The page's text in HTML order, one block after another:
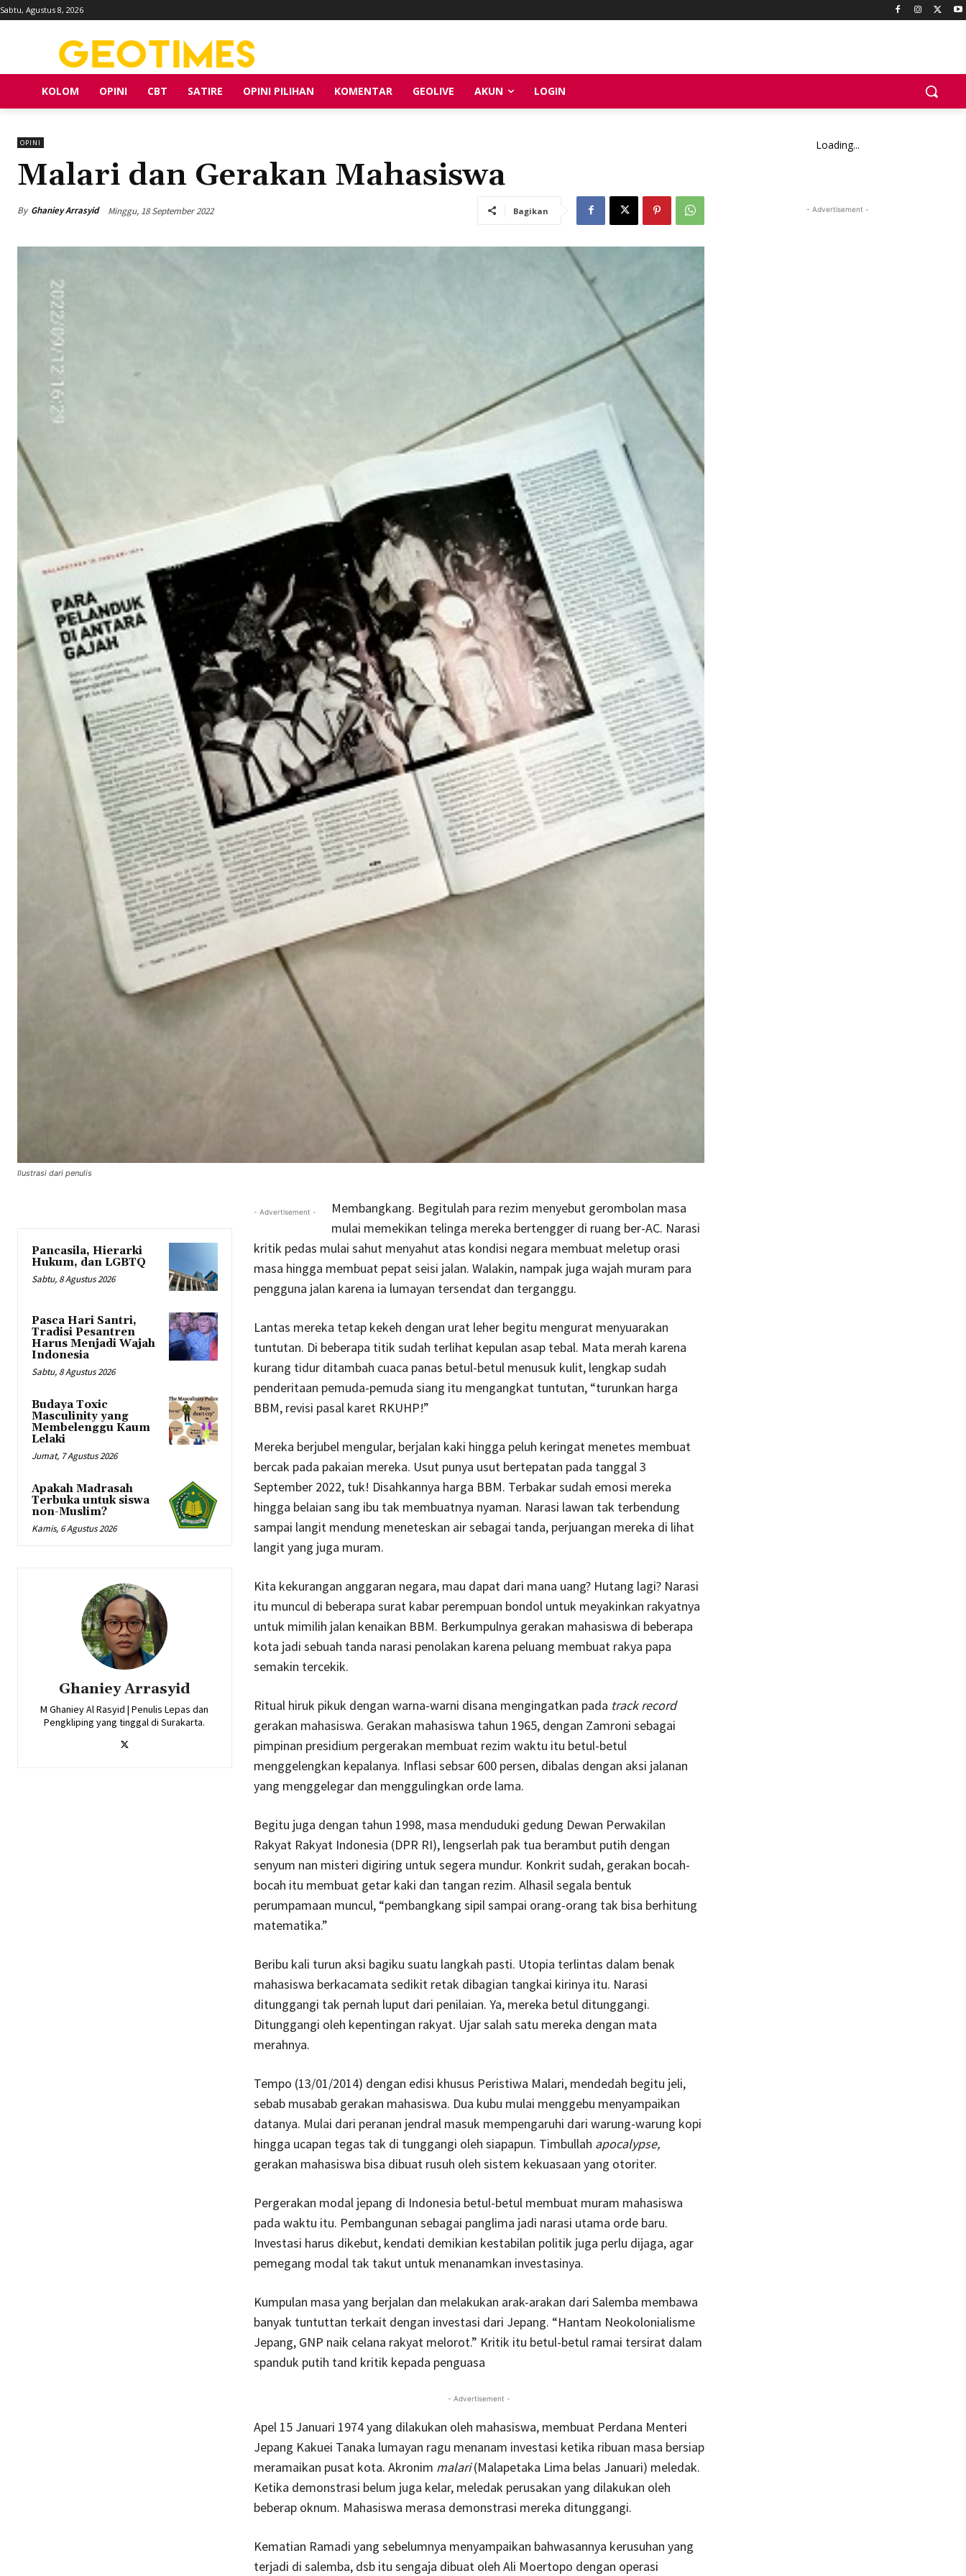
Sabtu, Agustus 8, 2026
KOLOM OPINI CBT SATIRE OPINI PILIHAN KOMENTAR GEOLIVE AKUN LOGIN
OPINI
Malari dan Gerakan Mahasiswa
By Ghaniey Arrasyid Minggu, 18 September 2022 Bagikan
Ilustrasi dari penulis
Pancasila, Hierarki
Hukum, dan LGBTQ
Sabtu, 8 Agustus 2026
Pasca Hari Santri,
Tradisi Pesantren
Harus Menjadi Wajah
Indonesia
Sabtu, 8 Agustus 2026
Budaya Toxic
Masculinity yang
Membelenggu Kaum
Lelaki
Jumat, 7 Agustus 2026
Apakah Madrasah
Terbuka untuk siswa
non-Muslim?
Kamis, 6 Agustus 2026
Ghaniey Arrasyid
M Ghaniey Al Rasyid | Penulis Lepas dan
Pengkliping yang tinggal di Surakarta.
- Advertisement -
Membangkang. Begitulah para rezim menyebut gerombolan masa
mulai memekikan telinga mereka bertengger di ruang ber-AC. Narasi
kritik pedas mulai sahut menyahut atas kondisi negara membuat meletup orasi
masa hingga membuat pepat seisi jalan. Walakin, nampak juga wajah muram para
pengguna jalan karena ia lumayan tersendat dan terganggu.
Lantas mereka tetap kekeh dengan urat leher begitu mengurat menyuarakan
tuntutan. Di beberapa titik sudah terlihat kepulan asap tebal. Mata merah karena
kurang tidur ditambah cuaca panas betul-betul menusuk kulit, lengkap sudah
penderitaan pemuda-pemuda siang itu mengangkat tuntutan, “turunkan harga
BBM, revisi pasal karet RKUHP!”
Mereka berjubel mengular, berjalan kaki hingga peluh keringat menetes membuat
bercak pada pakaian mereka. Usut punya usut bertepatan pada tanggal 3
September 2022, tuk! Disahkannya harga BBM. Terbakar sudah emosi mereka
hingga belaian sang ibu tak membuatnya nyaman. Narasi lawan tak terbendung
sampai langit mendung meneteskan air sebagai tanda, perjuangan mereka di lihat
langit yang juga muram.
Kita kekurangan anggaran negara, mau dapat dari mana uang? Hutang lagi? Narasi
itu muncul di beberapa surat kabar perempuan bondol untuk meyakinkan rakyatnya
untuk mimilih jalan kenaikan BBM. Berkumpulnya gerakan mahasiswa di beberapa
kota jadi sebuah tanda narasi penolakan karena peluang membuat rakya papa
semakin tercekik.
Ritual hiruk pikuk dengan warna-warni disana mengingatkan pada track record
gerakan mahasiswa. Gerakan mahasiswa tahun 1965, dengan Zamroni sebagai
pimpinan presidium pergerakan membuat rezim waktu itu betul-betul
menggelengkan kepalanya. Inflasi sebsar 600 persen, dibalas dengan aksi jalanan
yang menggelegar dan menggulingkan orde lama.
Begitu juga dengan tahun 1998, masa menduduki gedung Dewan Perwakilan
Rakyat Rakyat Indonesia (DPR RI), lengserlah pak tua berambut putih dengan
senyum nan misteri digiring untuk segera mundur. Konkrit sudah, gerakan bocah-
bocah itu membuat getar kaki dan tangan rezim. Alhasil segala bentuk
perumpamaan muncul, “pembangkang sipil sampai orang-orang tak bisa berhitung
matematika.”
Beribu kali turun aksi bagiku suatu langkah pasti. Utopia terlintas dalam benak
mahasiswa berkacamata sedikit retak dibagian tangkai kirinya itu. Narasi
ditunggangi tak pernah luput dari penilaian. Ya, mereka betul ditunggangi.
Ditunggangi oleh kepentingan rakyat. Ujar salah satu mereka dengan mata
merahnya.
Tempo (13/01/2014) dengan edisi khusus Peristiwa Malari, mendedah begitu jeli,
sebab musabab gerakan mahasiswa. Dua kubu mulai menggebu menyampaikan
datanya. Mulai dari peranan jendral masuk mempengaruhi dari warung-warung kopi
hingga ucapan tegas tak di tunggangi oleh siapapun. Timbullah apocalypse,
gerakan mahasiswa bisa dibuat rusuh oleh sistem kekuasaan yang otoriter.
Pergerakan modal jepang di Indonesia betul-betul membuat muram mahasiswa
pada waktu itu. Pembangunan sebagai panglima jadi narasi utama orde baru.
Investasi harus dikebut, kendati demikian kestabilan politik juga perlu dijaga, agar
pemegang modal tak takut untuk menanamkan investasinya.
Kumpulan masa yang berjalan dan melakukan arak-arakan dari Salemba membawa
banyak tuntuttan terkait dengan investasi dari Jepang. “Hantam Neokolonialisme
Jepang, GNP naik celana rakyat melorot.” Kritik itu betul-betul ramai tersirat dalam
spanduk putih tand kritik kepada penguasa
- Advertisement -
Apel 15 Januari 1974 yang dilakukan oleh mahasiswa, membuat Perdana Menteri
Jepang Kakuei Tanaka lumayan ragu menanam investasi ketika ribuan masa bersiap
meramaikan pusat kota. Akronim malari(Malapetaka Lima belas Januari) meledak.
Ketika demonstrasi belum juga kelar, meledak perusakan yang dilakukan oleh
beberap oknum. Mahasiswa merasa demonstrasi mereka ditunggangi.
Kematian Ramadi yang sebelumnya menyampaikan bahwasannya kerusuhan yang
terjadi di salemba, dsb itu sengaja dibuat oleh Ali Moertopo dengan operasi
Loading...
- Advertisement -